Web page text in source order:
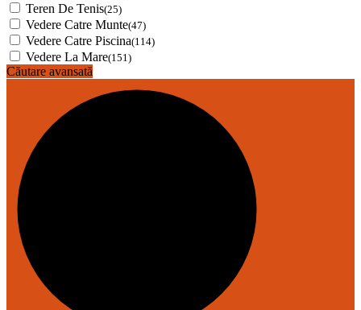
Teren De Tenis(25)
Vedere Catre Munte(47)
Vedere Catre Piscina(114)
Vedere La Mare(151)
Căutare avansată